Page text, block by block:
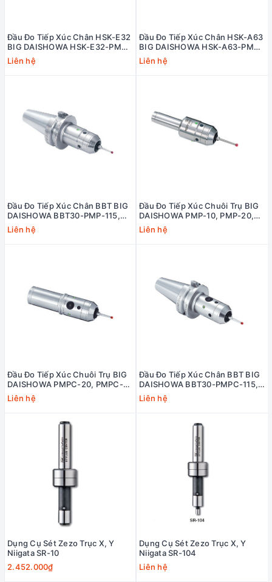
Đầu Đo Tiếp Xúc Chân HSK-E32
BIG DAISHOWA HSK-E32-PMP-
120
Liên hệ
Đầu Đo Tiếp Xúc Chân HSK-A63
BIG DAISHOWA HSK-A63-PMP-
130
Liên hệ
Đầu Đo Tiếp Xúc Chân BBT BIG
DAISHOWA BBT30-PMP-115,
BBT40-PMP-120, BBT50-PMP-
150
Liên hệ
Đầu Đo Tiếp Xúc Chuôi Trụ BIG
DAISHOWA PMP-10, PMP-20,
PMP-32 (PMP SERIES)
Liên hệ
Đầu Đo Tiếp Xúc Chuôi Trụ BIG
DAISHOWA PMPC-20, PMPC-
32 (POINT MASTER PRO—PMPC
SERIES)
Liên hệ
Đầu Đo Tiếp Xúc Chân BBT BIG
DAISHOWA BBT30-PMPC-115,
BBT40-PMPC-120 (POINT
MASTER - PMPC SERIES)
Liên hệ
Dụng Cụ Sét Zezo Trục X, Y
Niigata SR-10
2.452.000₫
Dụng Cụ Sét Zezo Trục X, Y
Niigata SR-104
Liên hệ